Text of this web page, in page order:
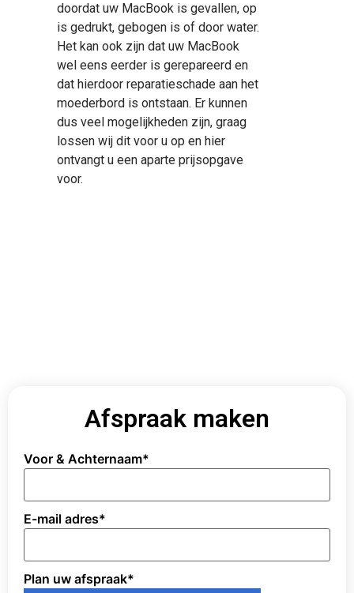
doordat uw MacBook is gevallen, op
is gedrukt, gebogen is of door water.
Het kan ook zijn dat uw MacBook
wel eens eerder is gerepareerd en
dat hierdoor reparatieschade aan het
moederbord is ontstaan. Er kunnen
dus veel mogelijkheden zijn, graag
lossen wij dit voor u op en hier
ontvangt u een aparte prijsopgave
voor.
Afspraak maken
Voor & Achternaam*
E-mail adres*
Plan uw afspraak*